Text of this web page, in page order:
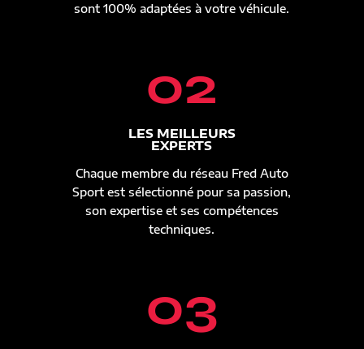
sont 100% adaptées à votre véhicule.
02
LES MEILLEURS
EXPERTS
Chaque membre du réseau Fred Auto
Sport est sélectionné pour sa passion,
son expertise et ses compétences
techniques.
03